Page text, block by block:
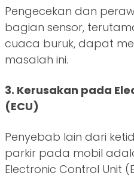
Pengecekan dan
bagian sensor,
cuaca buruk, dapat
masalah ini.
3. Kerusakan pada
(ECU)
Penyebab lain dari
parkir pada mobil
Electronic Control Unit